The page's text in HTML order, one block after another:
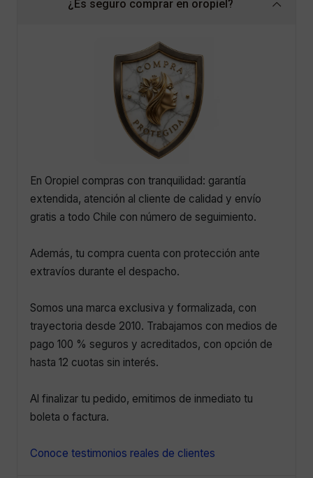
¿Es seguro comprar en oropiel?
En Oropiel compras con tranquilidad: garantía
extendida, atención al cliente de calidad y envío
gratis a todo Chile con número de seguimiento.
Además, tu compra cuenta con protección ante
extravíos durante el despacho.
Somos una marca exclusiva y formalizada, con
trayectoria desde 2010. Trabajamos con medios de
pago 100 % seguros y acreditados, con opción de
hasta 12 cuotas sin interés.
Al finalizar tu pedido, emitimos de inmediato tu
boleta o factura.
Conoce testimonios reales de clientes